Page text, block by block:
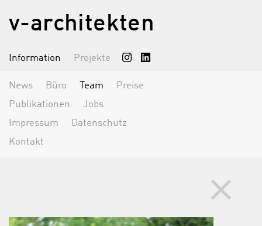
v-architekten
Information Projekte
News Büro Team
Preise
Publikationen
Jobs
Impressum
Datenschutz
Kontakt
clear